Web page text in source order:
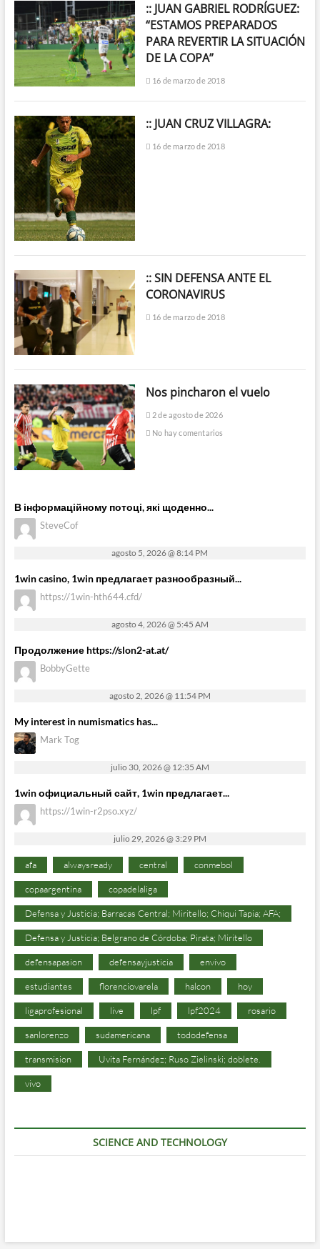
:: JUAN GABRIEL RODRÍGUEZ:
“ESTAMOS PREPARADOS
PARA REVERTIR LA SITUACIÓN
DE LA COPA”
16 de marzo de 2018
:: JUAN CRUZ VILLAGRA:
16 de marzo de 2018
:: SIN DEFENSA ANTE EL
CORONAVIRUS
16 de marzo de 2018
Nos pincharon el vuelo
2 de agosto de 2026
No hay comentarios
В інформаційному потоці, які щоденно...
SteveCof
agosto 5, 2026 @ 8:14 PM
1win casino, 1win предлагает разнообразный...
https://1win-hth644.cfd/
agosto 4, 2026 @ 5:45 AM
Продолжение https://slon2-at.at/
BobbyGette
agosto 2, 2026 @ 11:54 PM
My interest in numismatics has...
Mark Tog
julio 30, 2026 @ 12:35 AM
1win официальный сайт, 1win предлагает...
https://1win-r2pso.xyz/
julio 29, 2026 @ 3:29 PM
afa alwaysready central conmebol
copaargentina copadelaliga
Defensa y Justicia; Barracas Central; Miritello; Chiqui Tapia; AFA;
Defensa y Justicia; Belgrano de Córdoba; Pirata; Miritello
defensapasion defensayjusticia envivo
estudiantes florenciovarela halcon hoy
ligaprofesional live lpf lpf2024 rosario
sanlorenzo sudamericana tododefensa
transmision Uvita Fernández; Ruso Zielinski; doblete.
vivo
SCIENCE AND TECHNOLOGY